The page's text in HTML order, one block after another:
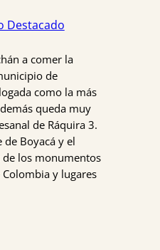
Destacado
a comer la
de
como la más
queda muy
de Ráquira 3.
de Boyacá y el
de los monumentos
y lugares